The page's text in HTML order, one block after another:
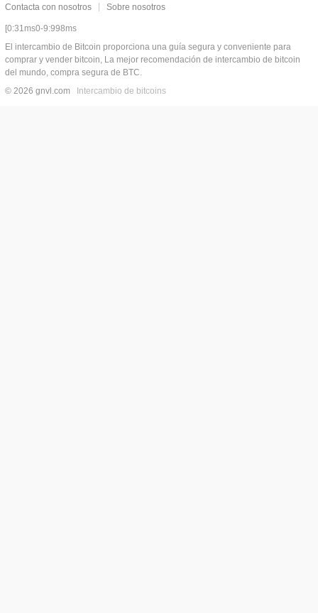
Contacta con nosotros Sobre nosotros
[0:31ms0-9:998ms
El intercambio de Bitcoin proporciona una guía segura y conveniente para
comprar y vender bitcoin, La mejor recomendación de intercambio de bitcoin
del mundo, compra segura de BTC.
© 2026 gnvl.com Intercambio de bitcoins